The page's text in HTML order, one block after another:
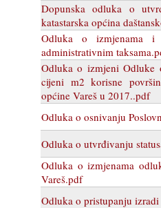
Dopunska odluka o
katastarska općina
Odluka o izmjenama i
administrativnim
Odluka o izmjeni Odluke
cijeni m2 korisne
općine Vareš u 2017..pdf
Odluka o osnivanju
Odluka o utvrđivanju
Odluka o izmjenama
Vareš.pdf
Odluka o pristupanju